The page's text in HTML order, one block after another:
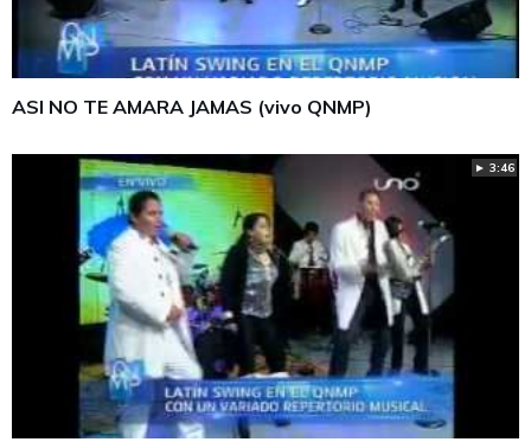
ASI NO TE AMARA JAMAS (vivo QNMP)
► 3:46